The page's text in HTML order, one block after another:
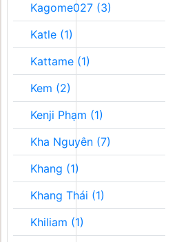
Kagome027 (3)
Katle (1)
Kattame (1)
Kem (2)
Kenji Phạm (1)
Kha Nguyên (7)
Khang (1)
Khang Thái (1)
Khiliam (1)